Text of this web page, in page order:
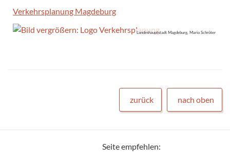
Verkehrsplanung Magdeburg
Landeshauptstadt Magdeburg, Mario Schröter
zurück nach oben
Seite empfehlen: